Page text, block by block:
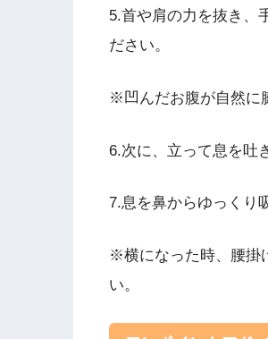
5.首や肩の力を抜き、
ださい。
※凹んだお腹が自然に
6.次に、立って息を吐
7.息を鼻からゆっくり
※横になった時、腰掛
い。